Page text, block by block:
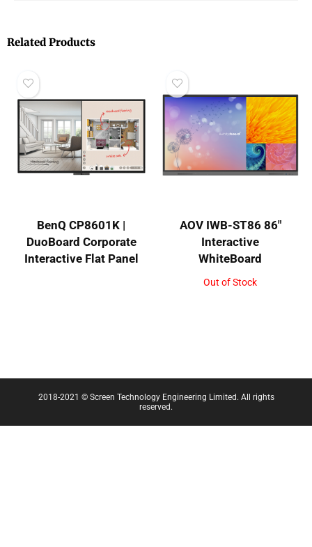
Related Products
BenQ CP8601K |
DuoBoard Corporate
Interactive Flat Panel
AOV IWB-ST86 86″
Interactive
WhiteBoard
Out of Stock
2018-2021 © Screen Technology Engineering Limited. All rights
reserved.